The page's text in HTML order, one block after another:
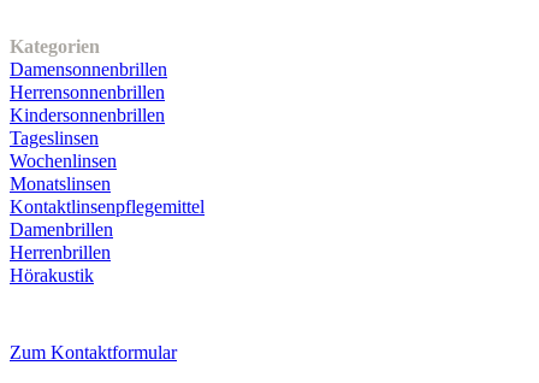
Kategorien
Damensonnenbrillen
Herrensonnenbrillen
Kindersonnenbrillen
Tageslinsen
Wochenlinsen
Monatslinsen
Kontaktlinsenpflegemittel
Damenbrillen
Herrenbrillen
Hörakustik
Zum Kontaktformular